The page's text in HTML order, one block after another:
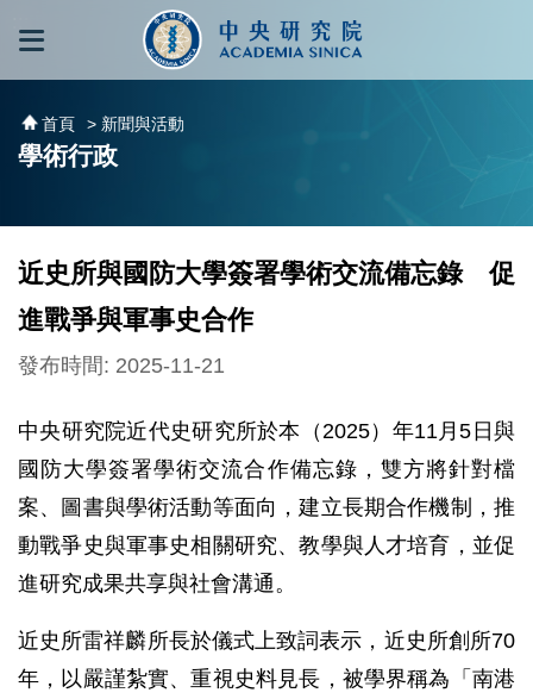
跳到主要內容區塊
首頁 > 新聞與活動
學術行政
近史所與國防大學簽署學術交流備忘錄 促
進戰爭與軍事史合作
發布時間: 2025-11-21
中央研究院近代史研究所於本（2025）年11月5日與
國防大學簽署學術交流合作備忘錄，雙方將針對檔
案、圖書與學術活動等面向，建立長期合作機制，推
動戰爭史與軍事史相關研究、教學與人才培育，並促
進研究成果共享與社會溝通。
近史所雷祥麟所長於儀式上致詞表示，近史所創所70
年，以嚴謹紮實、重視史料見長，被學界稱為「南港